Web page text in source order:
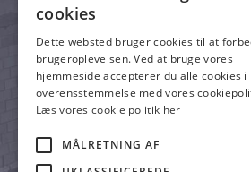
o
k
-
f
kommer, når du
Kontakt os i dag
cookies
Dette websted bruger cookies til at
brugeroplevelsen. Ved at bruge vores
hjemmeside accepterer du alle cookies i
overensstemmelse med vores
Læs vores cookie politik her
MÅLRETNING AF